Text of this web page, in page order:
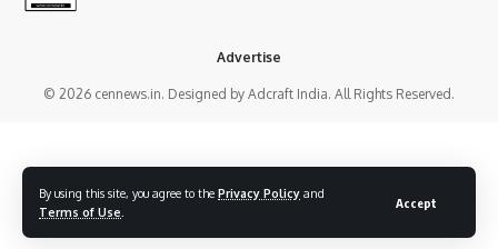
By using this site, you agree to the Privacy Policy and
Terms of Use
Accept
© 2026 cennews.in. Designed by Adcraft India. All Rights Reserved.
Advertise